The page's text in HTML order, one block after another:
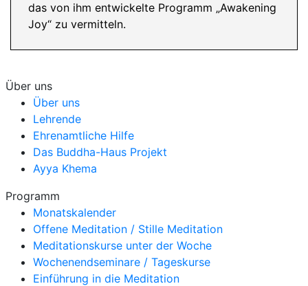
das von ihm entwickelte Programm „Awakening
Joy“ zu vermitteln.
Über uns
Über uns
Lehrende
Ehrenamtliche Hilfe
Das Buddha-Haus Projekt
Ayya Khema
Programm
Monatskalender
Offene Meditation / Stille Meditation
Meditationskurse unter der Woche
Wochenendseminare / Tageskurse
Einführung in die Meditation